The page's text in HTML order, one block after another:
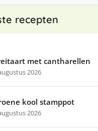
recepten
met cantharellen
2026
kool stamppot
2026